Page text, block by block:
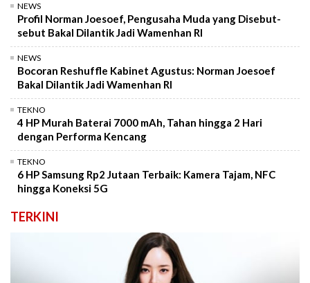
NEWS
Profil Norman Joesoef, Pengusaha Muda yang Disebut-
sebut Bakal Dilantik Jadi Wamenhan RI
NEWS
Bocoran Reshuffle Kabinet Agustus: Norman Joesoef
Bakal Dilantik Jadi Wamenhan RI
TEKNO
4 HP Murah Baterai 7000 mAh, Tahan hingga 2 Hari
dengan Performa Kencang
TEKNO
6 HP Samsung Rp2 Jutaan Terbaik: Kamera Tajam, NFC
hingga Koneksi 5G
TERKINI